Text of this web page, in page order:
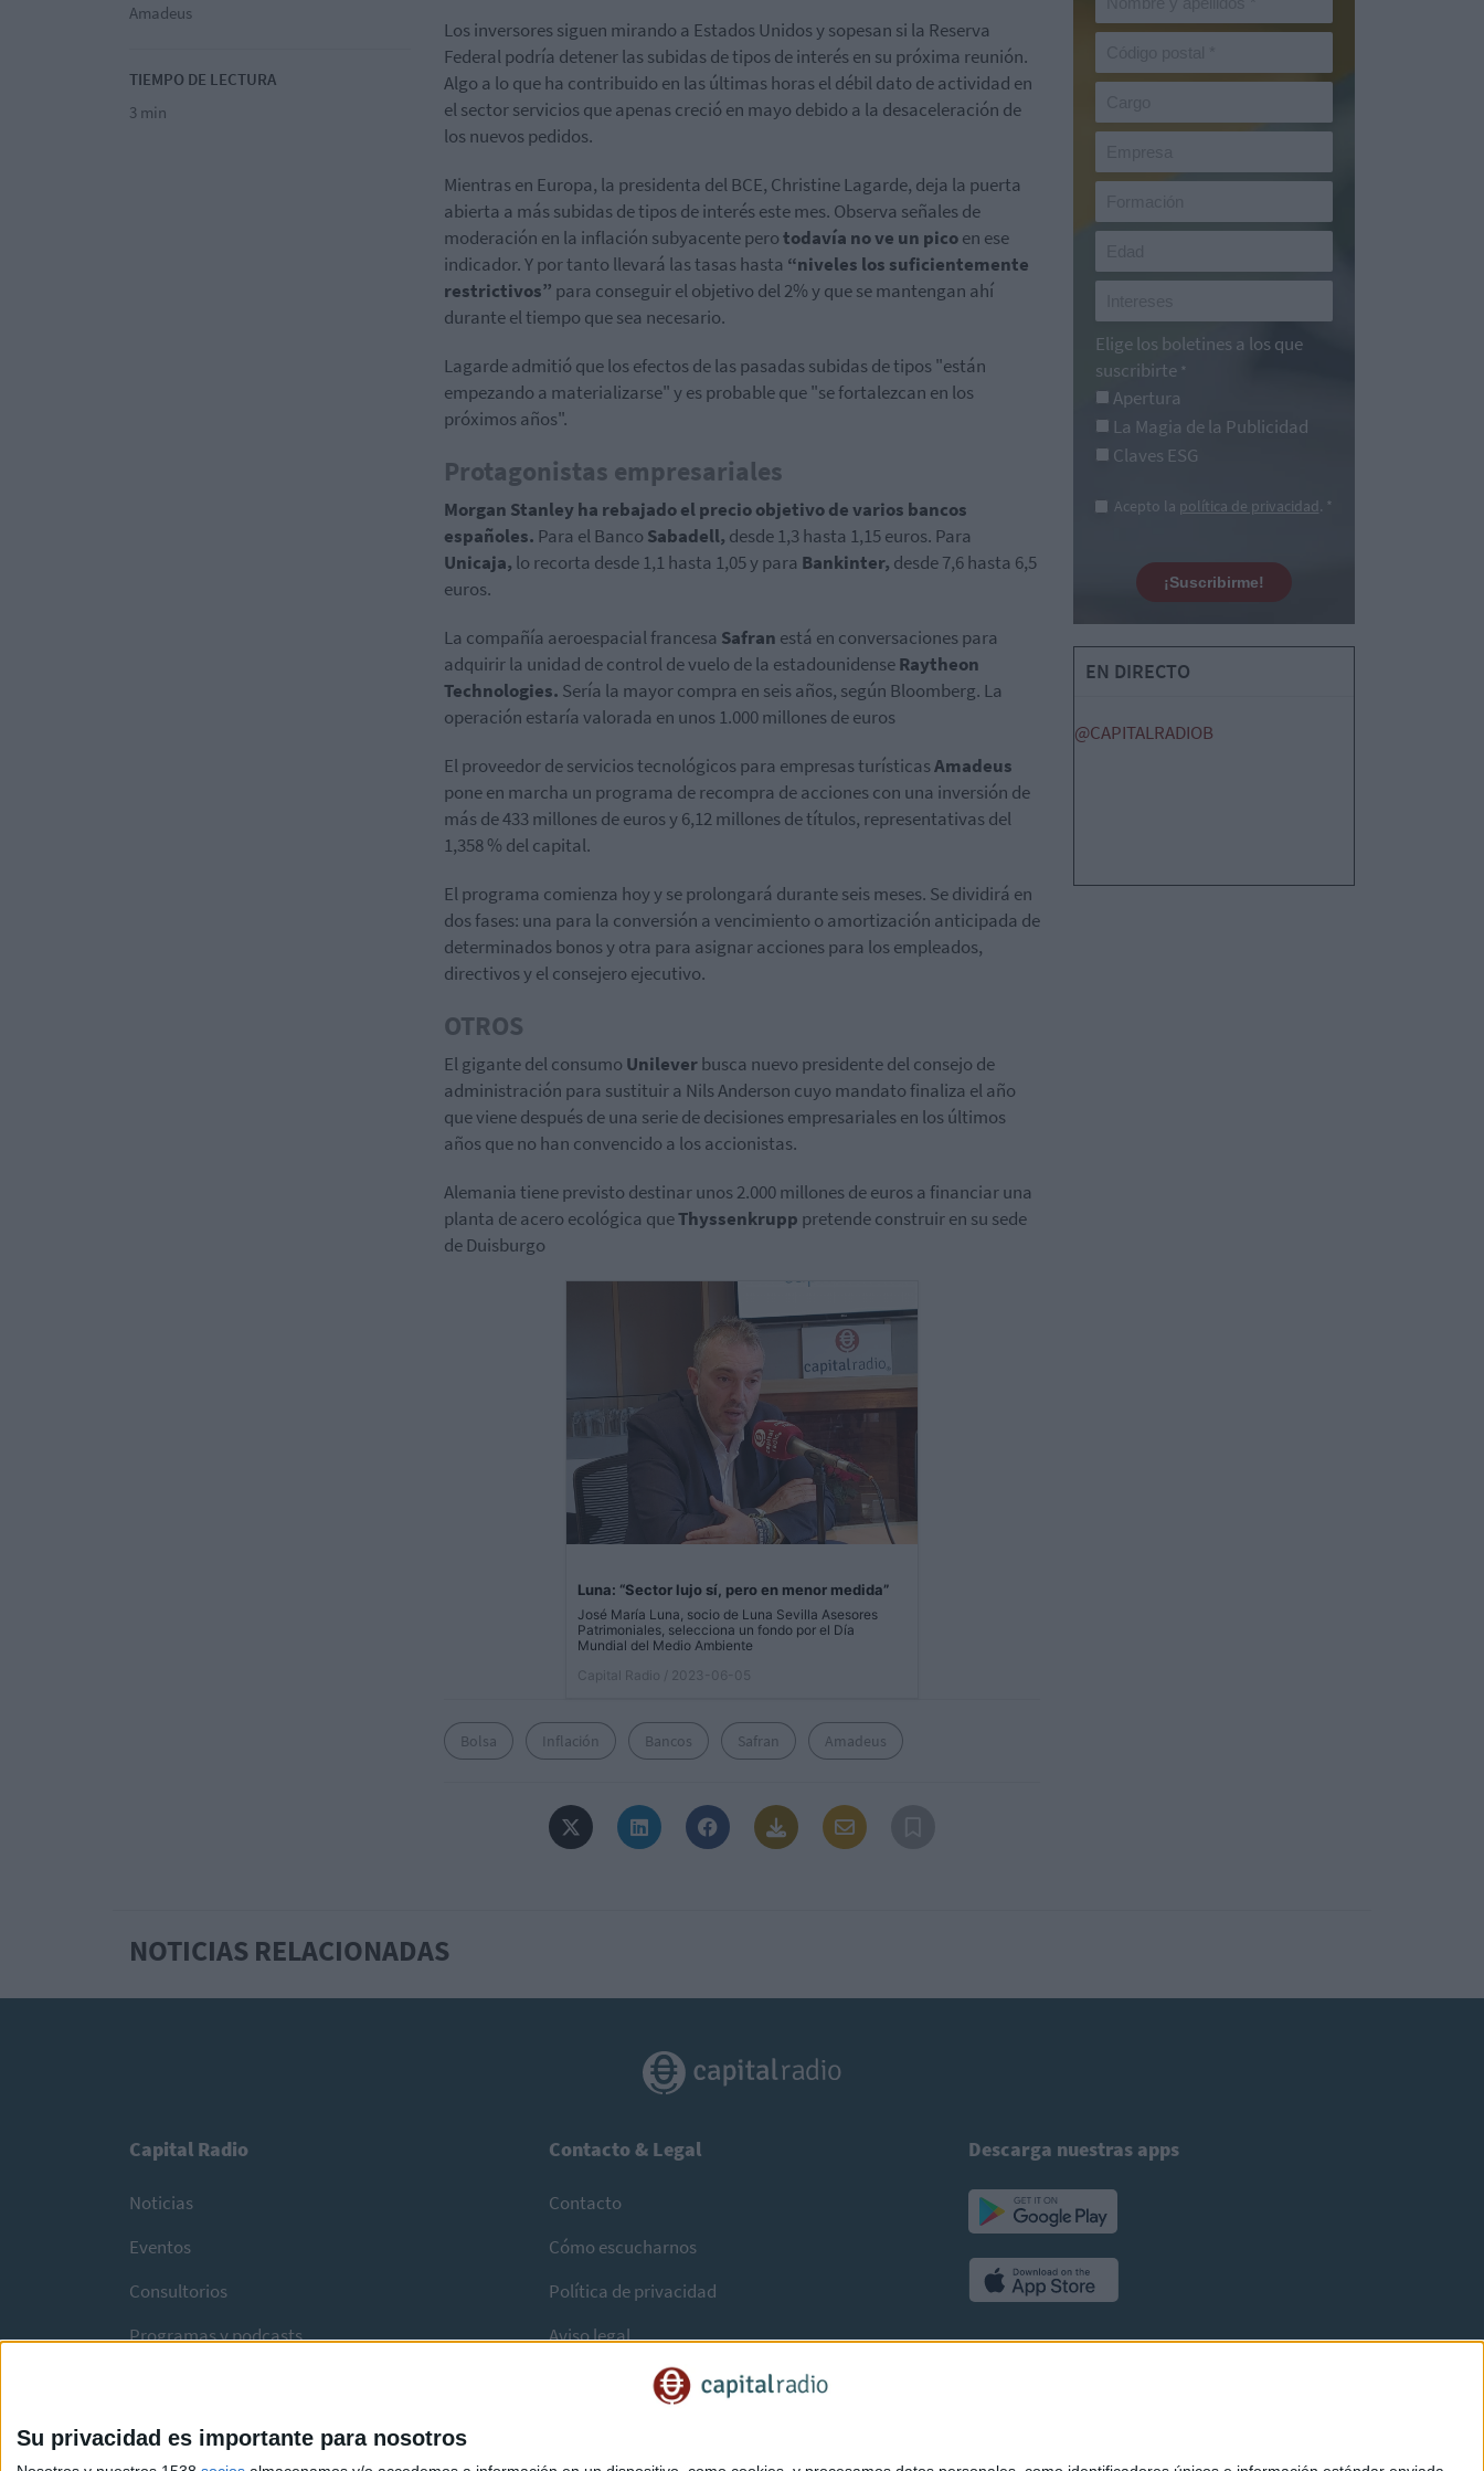
Su privacidad es importante para nosotros
Amadeus
TIEMPO DE LECTURA
3 min
Los inversores siguen mirando a Estados Unidos y sopesan si la Reserva
Federal podría detener las subidas de tipos de interés en su próxima reunión.
Algo a lo que ha contribuido en las últimas horas el débil dato de actividad en
el sector servicios que apenas creció en mayo debido a la desaceleración de
los nuevos pedidos.
Mientras en Europa, la presidenta del BCE, Christine Lagarde, deja la puerta
abierta a más subidas de tipos de interés este mes. Observa señales de
moderación en la inflación subyacente perotodavía no ve un picoen ese
indicador. Y por tanto llevará las tasas hasta “niveles los suficientemente
restrictivos” para conseguir el objetivo del 2% y que se mantengan ahí
durante el tiempo que sea necesario.
Lagarde admitió que los efectos de las pasadas subidas de tipos "están
empezando a materializarse" y es probable que "se fortalezcan en los
próximos años".
Protagonistas empresariales
Morgan Stanley ha rebajado el precio objetivo de varios bancos
españoles. Para el Banco Sabadell, desde 1,3 hasta 1,15 euros. Para
Unicaja, lo recorta desde 1,1 hasta 1,05 y para Bankinter, desde 7,6 hasta 6,5
euros.
La compañía aeroespacial francesa Safran está en conversaciones para
adquirir la unidad de control de vuelo de la estadounidenseRaytheon
Technologies. Sería la mayor compra en seis años, según Bloomberg. La
operación estaría valorada en unos 1.000 millones de euros
El proveedor de servicios tecnológicos para empresas turísticasAmadeus
pone en marcha un programa de recompra de acciones con una inversión de
más de 433 millones de euros y 6,12 millones de títulos, representativas del
1,358 % del capital.
El programa comienza hoy y se prolongará durante seis meses. Se dividirá en
dos fases: una para la conversión a vencimiento o amortización anticipada de
determinados bonos y otra para asignar acciones para los empleados,
directivos y el consejero ejecutivo.
OTROS
El gigante del consumo Unileverbusca nuevo presidente del consejo de
administración para sustituir a Nils Anderson cuyo mandato finaliza el año
que viene después de una serie de decisiones empresariales en los últimos
años que no han convencido a los accionistas.
Alemania tiene previsto destinar unos 2.000 millones de euros a financiar una
planta de acero ecológica queThyssenkrupp pretende construir en su sede
de Duisburgo
Luna: “Sector lujo sí, pero en menor medida”
José María Luna, socio de Luna Sevilla Asesores
Patrimoniales, selecciona un fondo por el Día
Mundial del Medio Ambiente
Capital Radio
/ 2023-06-05
Bolsa Inflación Bancos Safran Amadeus
Elige los boletines a los que
suscribirte *
Apertura
La Magia de la Publicidad
Claves ESG
Acepto la política de privacidad. *
¡Suscribirme!
EN DIRECTO
@CAPITALRADIOB
NOTICIAS RELACIONADAS
Capital Radio
Noticias
Eventos
Consultorios
Programas y podcasts
Contacto & Legal
Contacto
Cómo escucharnos
Política de privacidad
Aviso legal
Descarga nuestras apps